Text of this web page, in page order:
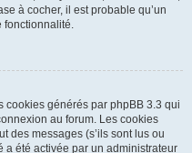
à cocher, il est probable qu’un
fonctionnalité.
cookies générés par phpBB 3.3 qui
au forum. Les cookies
des messages (s’ils sont lus ou
a été activée par un administrateur